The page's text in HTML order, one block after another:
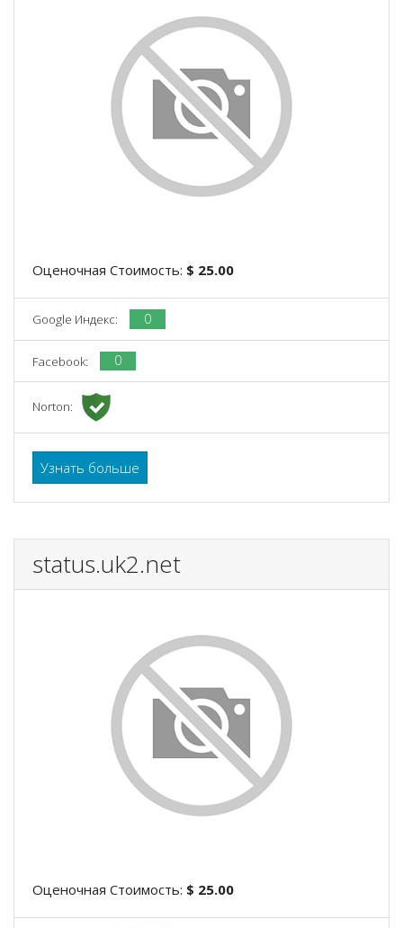
Оценочная Стоимость: $ 25.00
Google Индекс: 0
Facebook: 0
Norton:
Узнать больше
status.uk2.net
Оценочная Стоимость: $ 25.00